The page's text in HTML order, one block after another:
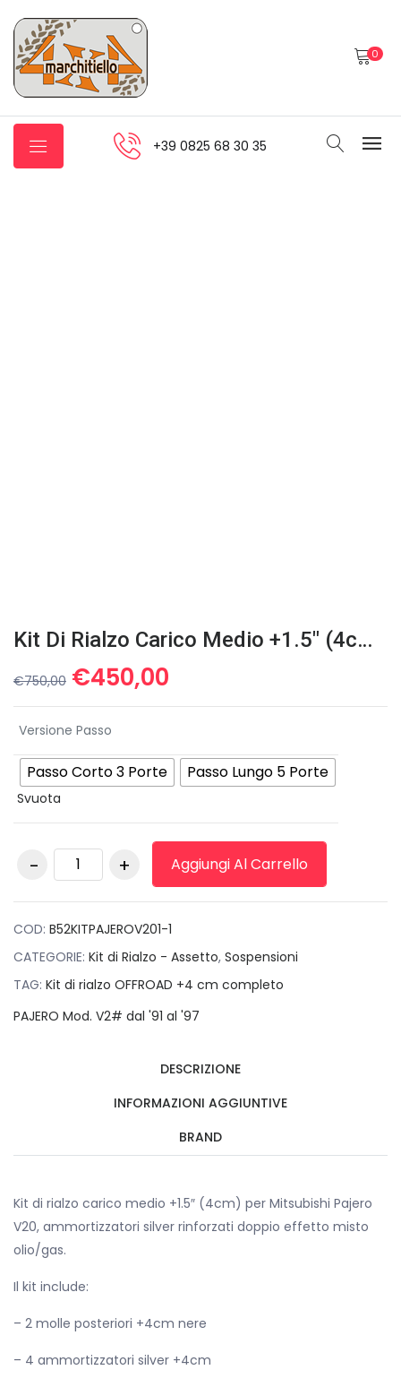
0
+39 0825 68 30 35
Kit Di Rialzo Carico Medio +1.5″ (4cm) Per Mitsubishi Pajero V20
€750,00 Il
prezzo
originale
era:
€750,00.
€450,00
prezzo
è:
€450,00.
Versione Passo
Passo Corto 3 Porte Passo Lungo 5 Porte
Svuota
Kit di rialzo carico
medio +1.5″ (4cm)
Aggiungi Al Carrello
COD: B52KITPAJEROV201-1
CATEGORIE: Kit di Rialzo - Assetto, Sospensioni
TAG: Kit di rialzo OFFROAD +4 cm completo
PAJERO Mod. V2# dal '91 al '97
DESCRIZIONE
INFORMAZIONI AGGIUNTIVE
BRAND
Kit di rialzo carico medio +1.5″ (4cm) per Mitsubishi Pajero
V20, ammortizzatori silver rinforzati doppio effetto misto
olio/gas.
Il kit include:
– 2 molle posteriori +4cm nere
– 4 ammortizzatori silver +4cm